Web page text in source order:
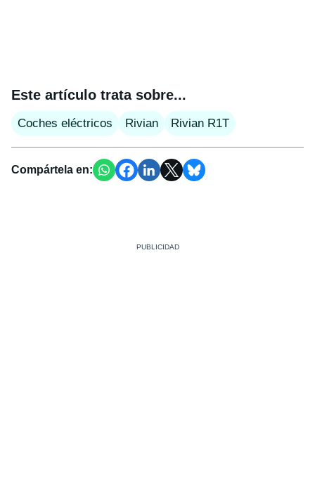
Este artículo trata sobre...
Coches eléctricos Rivian Rivian R1T
Compártela en: